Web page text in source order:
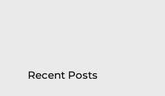
Recent Posts